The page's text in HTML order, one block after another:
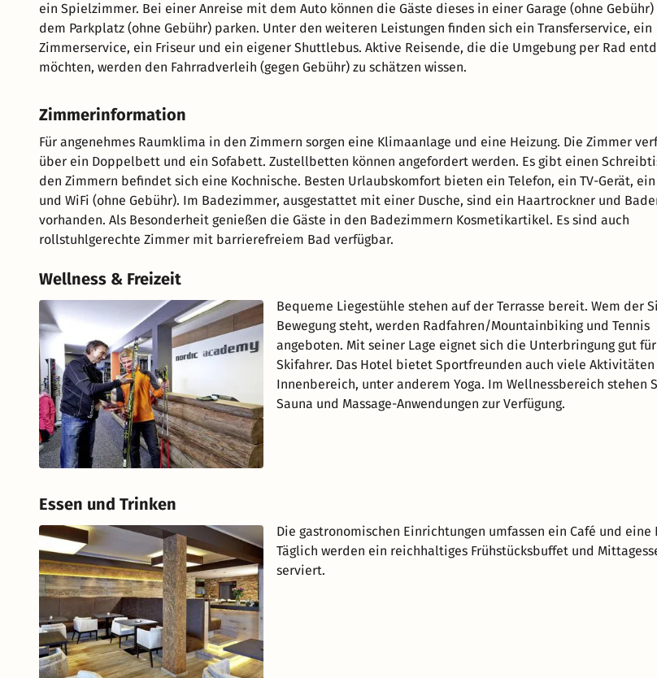
ein Spielzimmer. Bei einer Anreise mit dem Auto können die Gäste dieses in einer Garage (ohne
dem Parkplatz (ohne Gebühr) parken. Unter den weiteren Leistungen finden sich ein Transferservice, ein
Zimmerservice, ein Friseur und ein eigener Shuttlebus. Aktive Reisende, die die Umgebung per Rad
möchten, werden den Fahrradverleih (gegen Gebühr) zu schätzen wissen.
Zimmerinformation
Für angenehmes Raumklima in den Zimmern sorgen eine Klimaanlage und eine Heizung. Die Zimmer
über ein Doppelbett und ein Sofabett. Zustellbetten können angefordert werden. Es gibt einen
den Zimmern befindet sich eine Kochnische. Besten Urlaubskomfort bieten ein Telefon, ein TV-Gerät,
und WiFi (ohne Gebühr). Im Badezimmer, ausgestattet mit einer Dusche, sind ein Haartrockner und
vorhanden. Als Besonderheit genießen die Gäste in den Badezimmern Kosmetikartikel. Es sind auch
rollstuhlgerechte Zimmer mit barrierefreiem Bad verfügbar.
Wellness & Freizeit
Bequeme Liegestühle stehen auf der Terrasse bereit. Wem der
Bewegung steht, werden Radfahren/Mountainbiking und Tennis
angeboten. Mit seiner Lage eignet sich die Unterbringung gut für
Skifahrer. Das Hotel bietet Sportfreunden auch viele
Innenbereich, unter anderem Yoga. Im Wellnessbereich stehen
Sauna und Massage-Anwendungen zur Verfügung.
Essen und Trinken
Die gastronomischen Einrichtungen umfassen ein Café und eine
Täglich werden ein reichhaltiges Frühstücksbuffet und
serviert.